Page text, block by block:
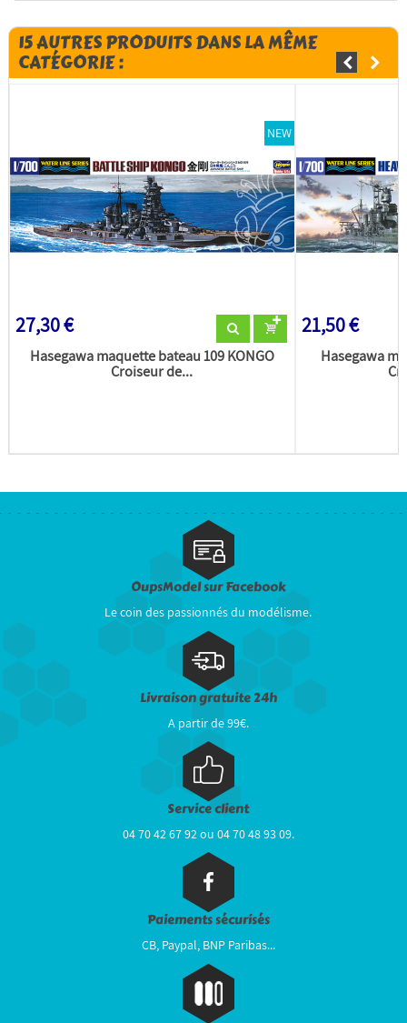
15 AUTRES PRODUITS DANS LA MÊME
CATÉGORIE :
NEW
27,30 €
Hasegawa maquette bateau 109 KONGO
Croiseur de...
21,50 €
Hasegawa
OupsModel sur Facebook
Le coin des passionnés du modélisme.
Livraison gratuite 24h
A partir de 99€.
Service client
04 70 42 67 92 ou 04 70 48 93 09.
Paiements sécurisés
CB, Paypal, BNP Paribas...